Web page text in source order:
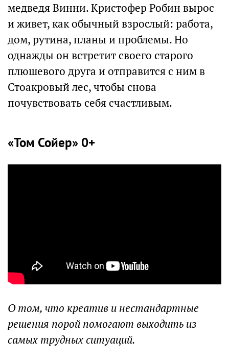
медведя Винни. Кристофер Робин вырос
и живет, как обычный взрослый: работа,
дом, рутина, планы и проблемы. Но
однажды он встретит своего старого
плюшевого друга и отправится с ним в
Стоакровый лес, чтобы снова
почувствовать себя счастливым.
«Том Сойер» 0+
О том, что креатив и нестандартные
решения порой помогают выходить из
самых трудных ситуаций.